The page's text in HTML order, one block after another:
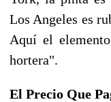
Los Angeles es
Aquí el
hortera".
El Precio Que